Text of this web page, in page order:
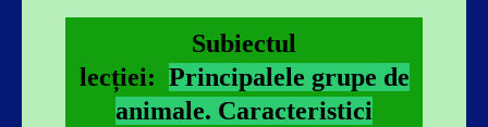
Subiectul
lecției: Principalele grupe de
animale. Caracteristici